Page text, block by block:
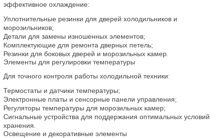
эффективное охлаждение:
Уплотнительные резинки для дверей холодильников и
морозильников;
Детали для замены изношенных элементов;
Комплектующие для ремонта дверных петель;
Резинки для боковых дверей и морозильных камер.
Элементы для регулировки температуры
Для точного контроля работы холодильной техники:
Термостаты и датчики температуры;
Электронные платы и сенсорные панели управления;
Регуляторы температуры для морозильных камер;
Сигнальные устройства для поддержания оптимальных условий
хранения.
Освещение и декоративные элементы